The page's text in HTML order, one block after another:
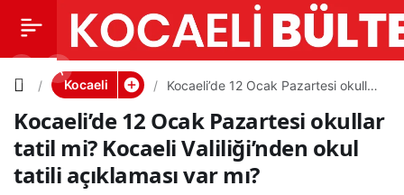
Kocaeli
Kocaeli’de 12 Ocak Pazartesi okullar
tatili açıklaması var mı?
Kocaeli’de 12 Ocak Pazartesi okullar
tatil mi? Kocaeli Valiliği’nden okul
tatili açıklaması var mı?
Kocaeli’d
e 12 Ocak
Pazartesi
okullar
PAYLAŞ